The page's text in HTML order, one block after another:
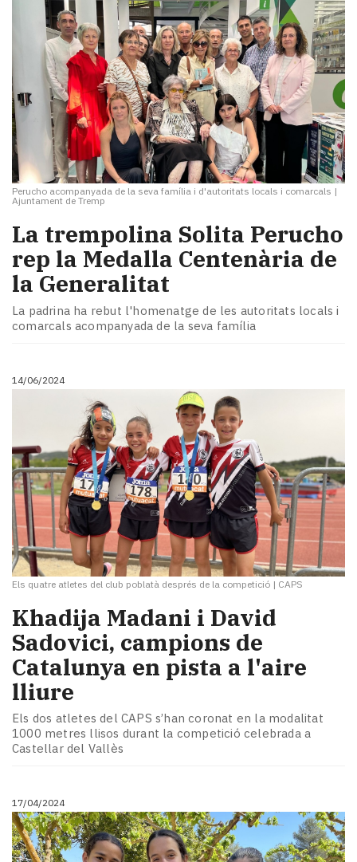
Perucho acompanyada de la seva família i d'autoritats locals i comarcals |
Ajuntament de Tremp
La trempolina Solita Perucho
rep la Medalla Centenària de
la Generalitat
La padrina ha rebut l'homenatge de les autoritats locals i
comarcals acompanyada de la seva família
14/06/2024
Els quatre atletes del club poblatà després de la competició | CAPS
Khadija Madani i David
Sadovici, campions de
Catalunya en pista a l'aire
lliure
Els dos atletes del CAPS s’han coronat en la modalitat
1000 metres llisos durant la competició celebrada a
Castellar del Vallès
17/04/2024